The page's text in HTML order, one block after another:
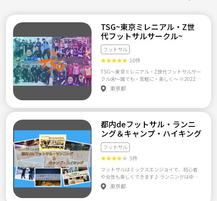
TSG~東京ミレニアル・Z世
代フットサルサークル~
フットサル
★★★★★ 10件
TSG〜東京ミレニアル・Z世代フットサルサー
クル⚽️〜誰でも・気軽に・楽しく〜 ※2022年
4月よりサークル名改称 東京ミレニアル・Z世
代フットサルサークルTSGへようこそ！ いろ
とうございます！ 初心者も、経験者も気軽に
景などぜひご覧ください！！ また、ご不明点
があれば気軽にご質問ください😉 【こんな人
にはおすすめ！】 ・これからフットサルを始
めてみたいという人 ・フットサル経験者だ
が、実はそんなうまくない人 ・最近お腹周り
が気になり始めた…人 ・趣味友を作りたい！
って人 などなど… 【レベル】 ・ウルトラビギ
ナー（フットサル未経験、初心者レベル） ※
mix、男女別ともにゲームします 【場所】 新
宿中央公園、新宿スポーツセンター、新宿コ
東京都
都内deフットサル・ランニ
ング＆キャンプ・ハイキング
フットサル
★★★★★ 5件
フットサルはミックスエンジョイで、初心者
や女性も楽しくできます♪ ランニングはゆっ
くり皆で話したりしながら走ります♪ テニス
は経験者が優しく教えてくれます♪ ボードゲ
東京都